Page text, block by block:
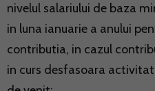
nivelul salariului de baza
in luna ianuarie a anului
contributia, in cazul
in curs desfasoara